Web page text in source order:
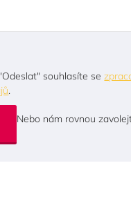
souhlasíte se
.
Nebo nám rovnou